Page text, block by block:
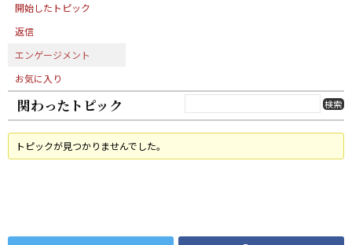
開始したトピック
返信
エンゲージメント
お気に入り
関わったトピック
トピックが見つかりませんでした。